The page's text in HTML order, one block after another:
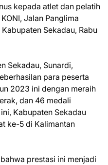
kepada atlet dan pelatih
Jalan Panglima
Sekadau, Rabu
Sekadau, Sunardi,
para peserta
2023 ini dengan meraih
dan 46 medali
Kabupaten Sekadau
ke-5 di Kalimantan
prestasi ini menjadi